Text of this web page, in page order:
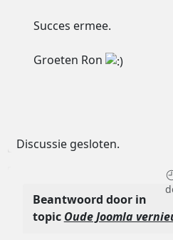
Succes ermee.
Groeten Ron
Discussie gesloten.
Beantwoord door in
topic Oude Joomla